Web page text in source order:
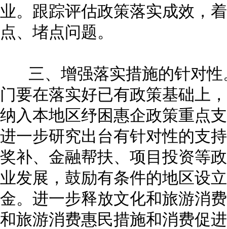
业。跟踪评估政策落实成效，
点、堵点问题。
三、增强落实措施的针对性
门要在落实好已有政策基础上
纳入本地区纾困惠企政策重点
进一步研究出台有针对性的支
奖补、金融帮扶、项目投资等
业发展，鼓励有条件的地区设
金。进一步释放文化和旅游消
和旅游消费惠民措施和消费促